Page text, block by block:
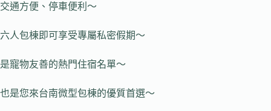
交通方便、停車便利～
六人包棟即可享受專屬私密假期～
是寵物友善的熱門住宿名單～
也是您來台南微型包棟的優質首選～